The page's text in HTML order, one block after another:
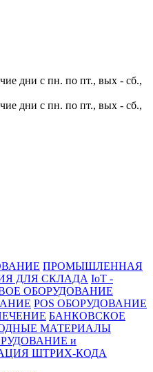
дни с пн. по пт., вых - сб.,
дни с пн. по пт., вых - сб.,
ПРОМЫШЛЕННАЯ
ДЛЯ СКЛАДА IoT -
ОБОРУДОВАНИЕ
POS ОБОРУДОВАНИЕ
БАНКОВСКОЕ
МАТЕРИАЛЫ
и
ШТРИХ-КОДА